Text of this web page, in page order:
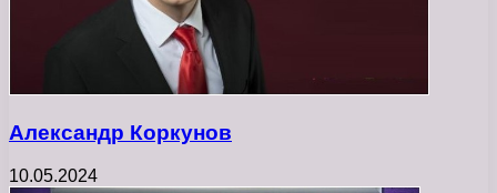
Александр Коркунов
10.05.2024